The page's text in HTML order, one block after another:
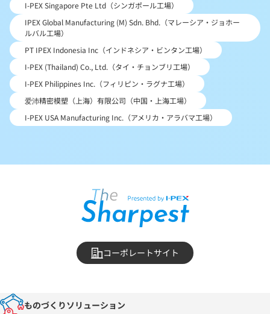
I-PEX Singapore Pte Ltd（シンガポール工場）
IPEX Global Manufacturing (M) Sdn. Bhd.（マレーシア・ジョホー
ルバル工場）
PT IPEX Indonesia Inc（インドネシア・ビンタン工場）
I-PEX (Thailand) Co., Ltd.（タイ・チョンブリ工場）
I-PEX Philippines Inc.（フィリピン・ラグナ工場）
爱沛精密模塑（上海）有限公司（中国・上海工場）
I-PEX USA Manufacturing Inc.（アメリカ・アラバマ工場）
コーポレートサイト
ものづくりソリューション